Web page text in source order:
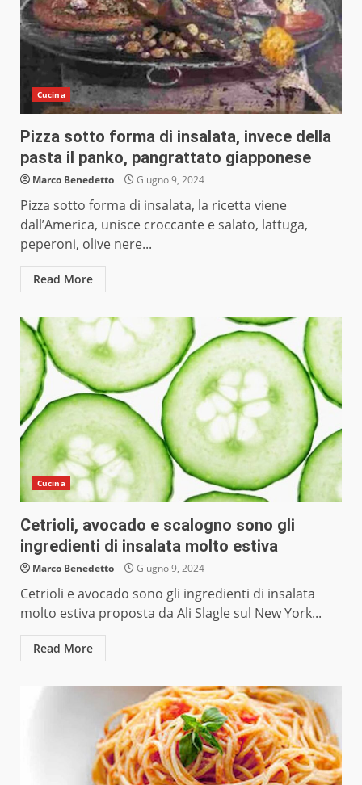
Cucina
Pizza sotto forma di insalata, invece della
pasta il panko, pangrattato giapponese
Marco Benedetto Giugno 9, 2024
Pizza sotto forma di insalata, la ricetta viene
dall’America, unisce croccante e salato, lattuga,
peperoni, olive nere...
Read More
Cucina
Cetrioli, avocado e scalogno sono gli
ingredienti di insalata molto estiva
Marco Benedetto Giugno 9, 2024
Cetrioli e avocado sono gli ingredienti di insalata
molto estiva proposta da Ali Slagle sul New York...
Read More